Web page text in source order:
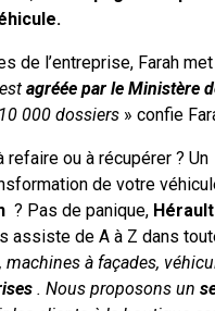
de l’entreprise, Farah
agréée par le Ministère
000 dossiers » confie
refaire ou à récupérer ? Un
de votre
? Pas de panique,
assiste de A à Z dans
à façades,
. Nous proposons un